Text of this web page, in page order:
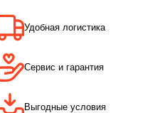
Удобная логистика
Сервис и гарантия
Выгодные условия